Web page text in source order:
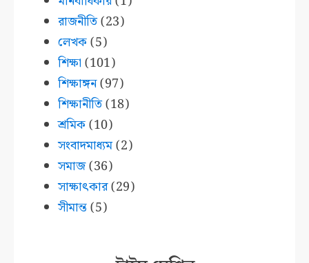
রাজনীতি(23)
লেখক(5)
শিক্ষা (101)
শিক্ষাঙ্গন(97)
শিক্ষানীতি(18)
শ্রমিক(10)
সংবাদমাধ্যম(2)
সমাজ(36)
সাক্ষাৎকার(29)
সীমান্ত(5)